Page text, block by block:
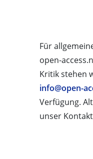
Für
open-
Kritik stehen
info@open-
Verfügung.
unser